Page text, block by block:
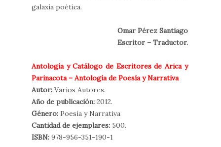
galaxia poética.
Omar Pérez Santiago
Escritor – Traductor.
Antología y Catálogo de Escritores de Arica y
Parinacota – Antología de Poesía y Narrativa
Autor: Varios Autores.
Año de publicación: 2012.
Género: Poesía y Narrativa
Cantidad de ejemplares: 500.
ISBN: 978-956-351-190-1